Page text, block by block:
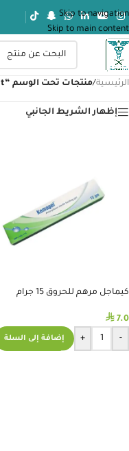
Skip to navigation
Skip to main content
الرئيسية/منتجات تحت الوسم “wound ointment”
إظهار الشريط الجانبي
كيماجل مرهم للحروق 15 جرام
⃁ 7.0
-
+ إضافة إلى السلة